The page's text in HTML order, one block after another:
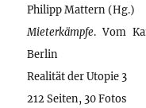
Philipp Mattern (Hg.)
Mieterkämpfe. Vom
Berlin
Realität der Utopie 3
212 Seiten, 30 Fotos